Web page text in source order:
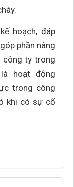
hoạch, đáp
phần nâng
công ty trong
hoạt động
trong công
khi có sự cố